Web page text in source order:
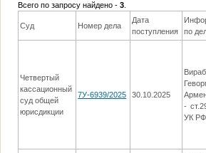
Всего по запросу найдено -3
Суд Номер дела
Дата
поступления
по
Четвертый
кассационный
суд общей
юрисдикции
7У-6939/2025 30.10.2025
-
УК РФ